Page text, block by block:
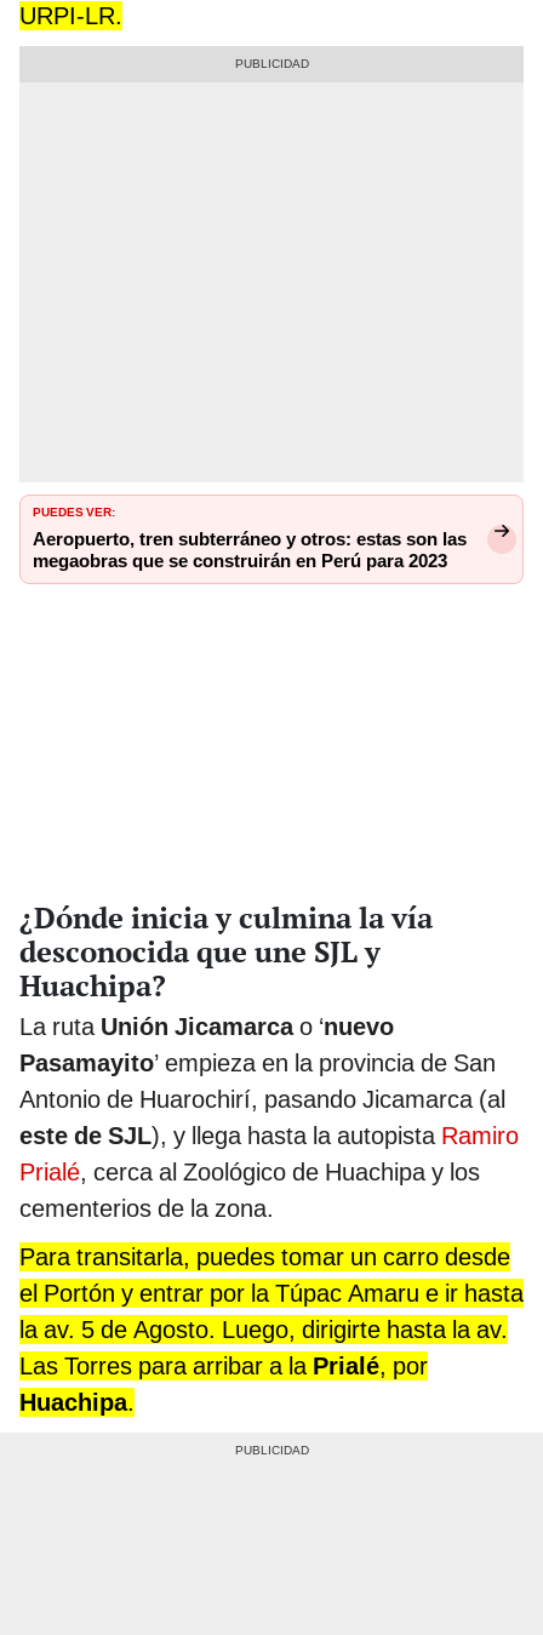
URPI-LR.
PUEDES VER:
Aeropuerto, tren subterráneo y otros: estas son las
megaobras que se construirán en Perú para 2023
¿Dónde inicia y culmina la vía
desconocida que une SJL y
Huachipa?
La ruta Unión Jicamarcao ‘nuevo
Pasamayito’ empieza en la provincia de San
Antonio de Huarochirí, pasando Jicamarca (al
este de SJL), y llega hasta la autopista Ramiro
Prialé, cerca al Zoológico de Huachipa y los
cementerios de la zona.
Para transitarla, puedes tomar un carro desde
el Portón y entrar por la Túpac Amaru e ir hasta
la av. 5 de Agosto. Luego, dirigirte hasta la av.
Las Torres para arribar a la Prialé, por
Huachipa.